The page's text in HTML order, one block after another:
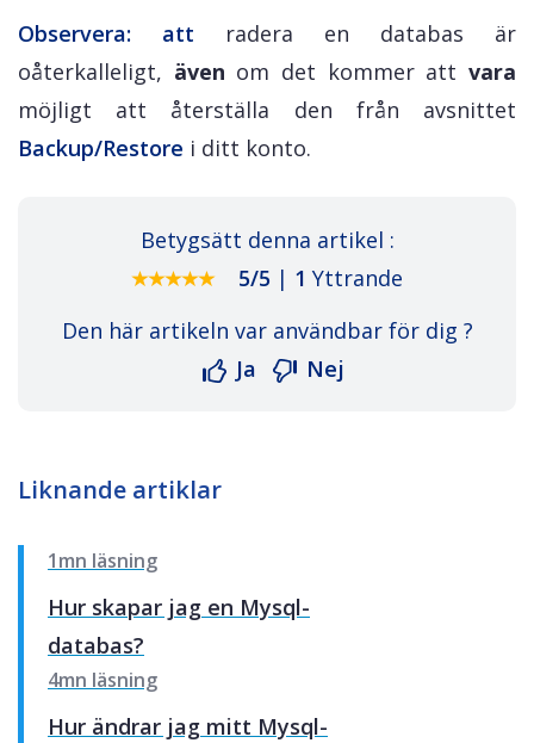
Observera: att radera en databas är
oåterkalleligt, även om det kommer att vara
möjligt att återställa den från avsnittet
Backup/Restore i ditt konto.
Betygsätt denna artikel :
5/5 | 1 Yttrande
Den här artikeln var användbar för dig ?
Ja
Nej
Liknande artiklar
1mn läsning
Hur skapar jag en Mysql-
databas?
4mn läsning
Hur ändrar jag mitt Mysql-